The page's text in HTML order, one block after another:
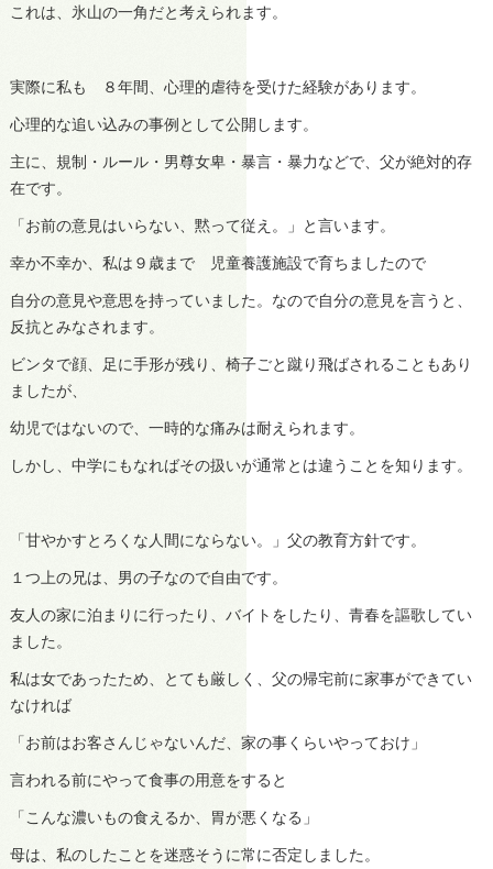
これは、氷山の一角だと考えられます。
実際に私も ８年間、心理的虐待を受けた経験があります。
心理的な追い込みの事例として公開します。
主に、規制・ルール・男尊女卑・暴言・暴力などで、父が絶対的存
在です。
「お前の意見はいらない、黙って従え。」と言います。
幸か不幸か、私は９歳まで 児童養護施設で育ちましたので
自分の意見や意思を持っていました。なので自分の意見を言うと、
反抗とみなされます。
ビンタで顔、足に手形が残り、椅子ごと蹴り飛ばされることもあり
ましたが、
幼児ではないので、一時的な痛みは耐えられます。
しかし、中学にもなればその扱いが通常とは違うことを知ります。
「甘やかすとろくな人間にならない。」父の教育方針です。
１つ上の兄は、男の子なので自由です。
友人の家に泊まりに行ったり、バイトをしたり、青春を謳歌してい
ました。
私は女であったため、とても厳しく、父の帰宅前に家事ができてい
なければ
「お前はお客さんじゃないんだ、家の事くらいやっておけ」
言われる前にやって食事の用意をすると
「こんな濃いもの食えるか、胃が悪くなる」
母は、私のしたことを迷惑そうに常に否定しました。